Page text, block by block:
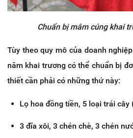
Chuẩn bị mâm cúng khai
Tùy theo quy mô của doanh
năm khai trương có thể chuẩn bị
thiết cần phải có những thứ này:
Lọ hoa đồng tiền, 5 loại trái cây
3 đĩa xôi, 3 chén chè, 3 chén